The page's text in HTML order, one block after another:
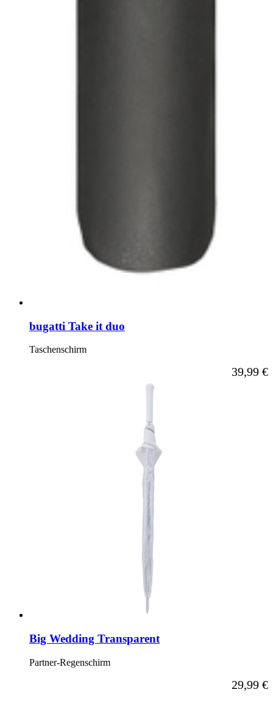
bugatti Take it duo
Taschenschirm
Ab
39,99 €
Big Wedding Transparent
Partner-Regenschirm
29,99 €